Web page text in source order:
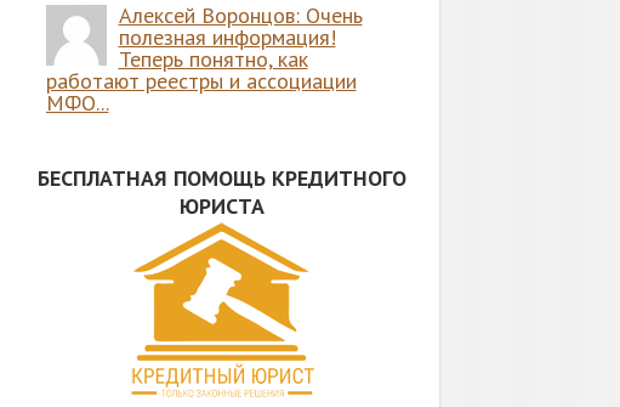
Алексей Воронцов: Очень
полезная информация!
Теперь понятно, как
работают реестры и ассоциации
МФО...
БЕСПЛАТНАЯ ПОМОЩЬ КРЕДИТНОГО
ЮРИСТА